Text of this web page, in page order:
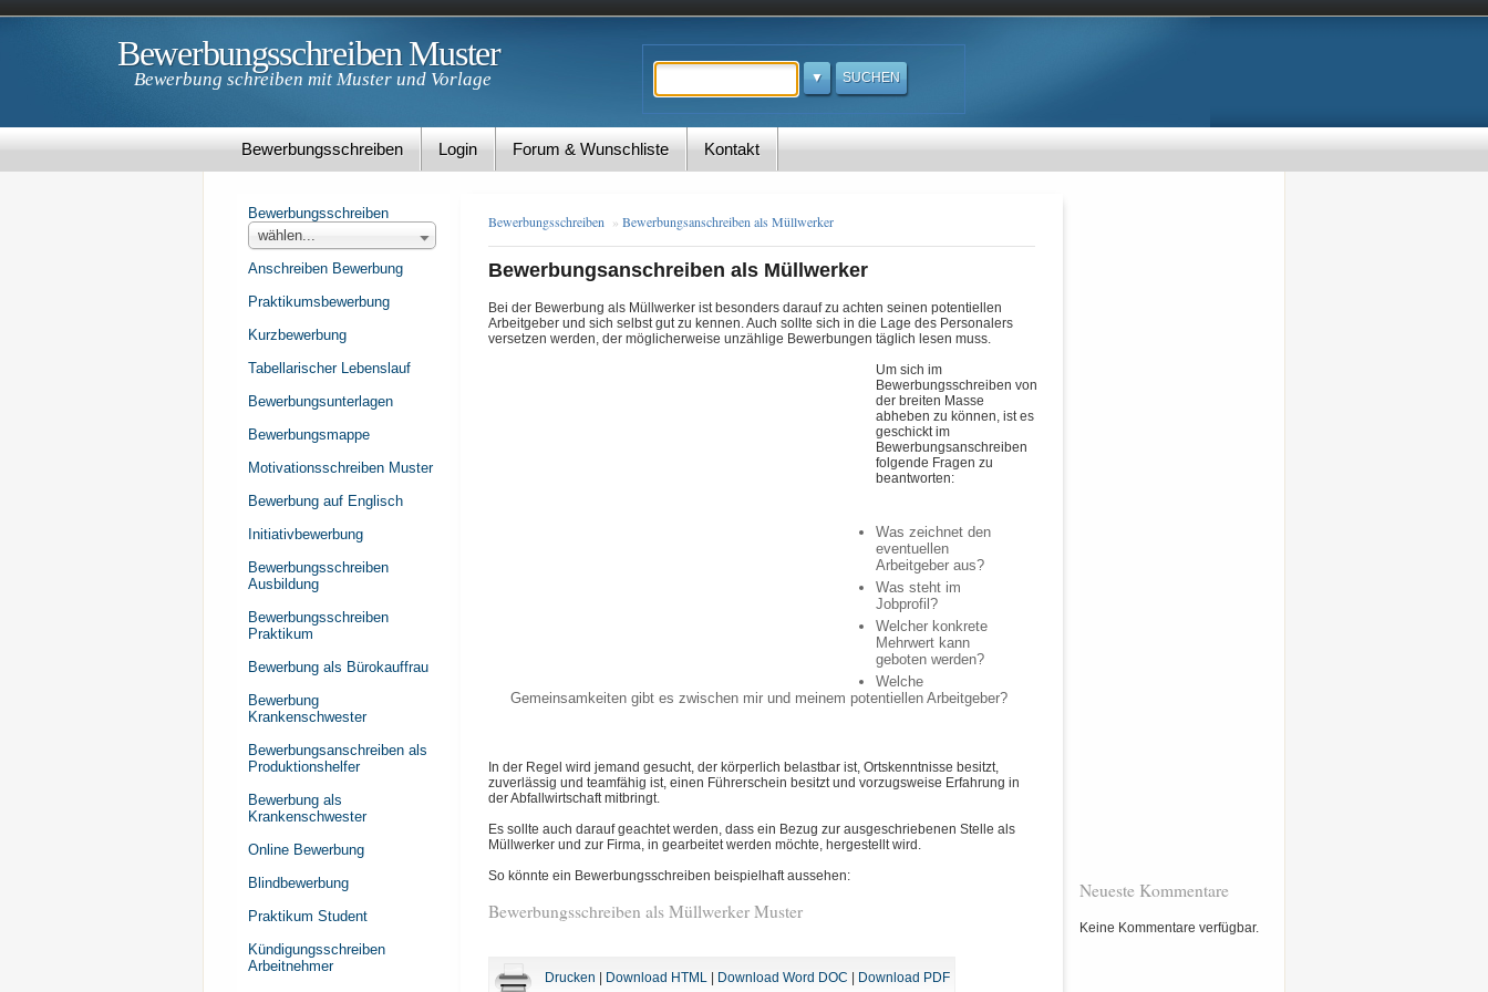
Bewerbungsschreiben Muster
Bewerbung schreiben mit Muster und Vorlage Suchen
Bewerbungsschreiben Login Forum & Wunschliste Kontakt
Bewerbungsschreiben
wählen...
Anschreiben Bewerbung
Praktikumsbewerbung
Kurzbewerbung
Tabellarischer Lebenslauf
Bewerbungsunterlagen
Bewerbungsmappe
Motivationsschreiben Muster
Bewerbung auf Englisch
Initiativbewerbung
Bewerbungsschreiben
Ausbildung
Bewerbungsschreiben
Praktikum
Bewerbung als Bürokauffrau
Bewerbung
Krankenschwester
Bewerbungsanschreiben als
Produktionshelfer
Bewerbung als
Krankenschwester
Online Bewerbung
Blindbewerbung
Praktikum Student
Kündigungsschreiben
Arbeitnehmer
Bewerbungsschreiben »Bewerbungsanschreiben als Müllwerker
Bewerbungsanschreiben als Müllwerker
Bei der Bewerbung als Müllwerker ist besonders darauf zu achten seinen potentiellen
Arbeitgeber und sich selbst gut zu kennen. Auch sollte sich in die Lage des Personalers
versetzen werden, der möglicherweise unzählige Bewerbungen täglich lesen muss.
Um sich im
Bewerbungsschreiben von
der breiten Masse
abheben zu können, ist es
geschickt im
Bewerbungsanschreiben
folgende Fragen zu
beantworten:
Was zeichnet den
eventuellen
Arbeitgeber aus?
Was steht im
Jobprofil?
Welcher konkrete
Mehrwert kann
geboten werden?
Welche
Gemeinsamkeiten gibt es zwischen mir und meinem potentiellen Arbeitgeber?
In der Regel wird jemand gesucht, der körperlich belastbar ist, Ortskenntnisse besitzt,
zuverlässig und teamfähig ist, einen Führerschein besitzt und vorzugsweise Erfahrung in
der Abfallwirtschaft mitbringt.
Es sollte auch darauf geachtet werden, dass ein Bezug zur ausgeschriebenen Stelle als
Müllwerker und zur Firma, in gearbeitet werden möchte, hergestellt wird.
So könnte ein Bewerbungsschreiben beispielhaft aussehen:
Bewerbungsschreiben als Müllwerker Muster
Drucken Download HTML Download Word DOC Download PDF
Neueste Kommentare
Keine Kommentare verfügbar.